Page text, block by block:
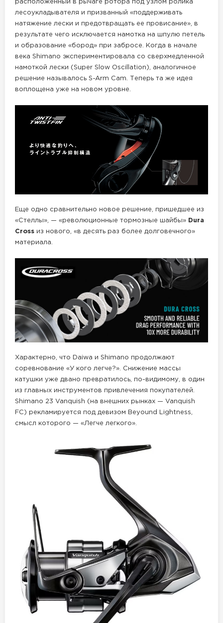
расположенный в рычаге ротора под узлом ролика
лесоукладывателя и призванный «поддерживать
натяжение лески и предотвращать ее провисание», в
результате чего исключается намотка на шпулю петель
и образование «бород» при забросе. Когда в начале
века Shimano экспериментировала со сверхмедленной
намоткой лески (Super Slow Oscillation), аналогичное
решение называлось S-Arm Cam. Теперь та же идея
воплощена уже на новом уровне.
Еще одно сравнительно новое решение, пришедшее из
«Стеллы», — «революционные тормозные шайбы»
Dura
Cross из нового, «в десять раз более долговечного»
материала.
Характерно, что Daiwa и Shimano продолжают
соревнование «У кого легче?». Снижение массы
катушки уже двано превратилось, по-видимому, в один
из главных инструментов привлечения покупателей.
Shimano 23 Vanquish (на внешних рынках — Vanquish
FC) рекламируется под девизом Beyound Lightness,
смысл которого — «Легче легкого».